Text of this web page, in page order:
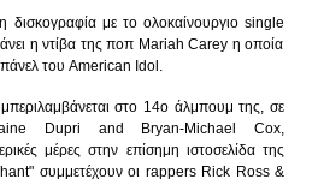
δισκογραφία με το ολοκαίνουργιο single
η ντίβα της ποπ Mariah Carey η οποία
του American Idol .
στο 14ο άλμπουμ της, σε
Dupri and Bryan-Michael Cox,
μέρες στην επίσημη ιστοσελίδα της
" συμμετέχουν οι rappers Rick Ross&